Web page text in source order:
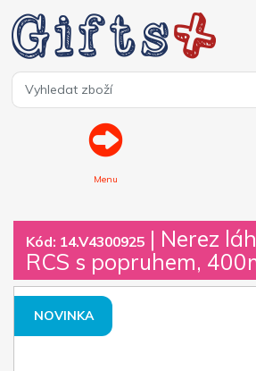
Menu
Kód: 14.V4300925 | Nerez
RCS s popruhem,
NOVINKA